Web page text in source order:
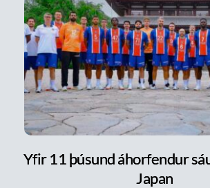
Yfir 11 þúsund áhorfendur
Japan